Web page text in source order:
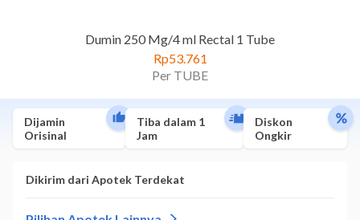
Dumin 250 Mg/4 ml Rectal 1 Tube
Rp53.761
Per TUBE
Dijamin
Orisinal
Tiba dalam 1
Jam
Diskon
Ongkir